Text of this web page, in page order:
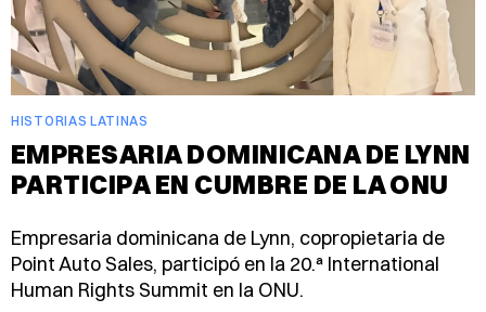
HISTORIAS LATINAS
EMPRESARIA DOMINICANA DE LYNN
PARTICIPA EN CUMBRE DE LA ONU
Empresaria dominicana de Lynn, copropietaria de
Point Auto Sales, participó en la 20.ª International
Human Rights Summit en la ONU.